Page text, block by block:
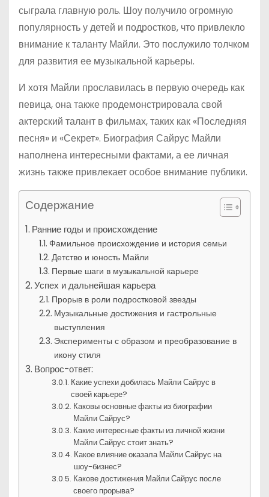
сыграла главную роль. Шоу получило огромную
популярность у детей и подростков, что привлекло
внимание к таланту Майли. Это послужило толчком
для развития ее музыкальной карьеры.
И хотя Майли прославилась в первую очередь как
певица, она также продемонстрировала свой
актерский талант в фильмах, таких как «Последняя
песня» и «Секрет». Биография Сайрус Майли
наполнена интересными фактами, а ее личная
жизнь также привлекает особое внимание публики.
Содержание
Ранние годы и происхождение
Фамильное происхождение и история семьи
Детство и юность Майли
Первые шаги в музыкальной карьере
Успех и дальнейшая карьера
Прорыв в роли подростковой звезды
Музыкальные достижения и гастрольные
выступления
Эксперименты с образом и преобразование в
икону стиля
Вопрос-ответ:
Какие успехи добилась Майли Сайрус в
своей карьере?
Каковы основные факты из биографии
Майли Сайрус?
Какие интересные факты из личной жизни
Майли Сайрус стоит знать?
Какое влияние оказала Майли Сайрус на
шоу-бизнес?
Какове достижения Майли Сайрус после
своего прорыва?